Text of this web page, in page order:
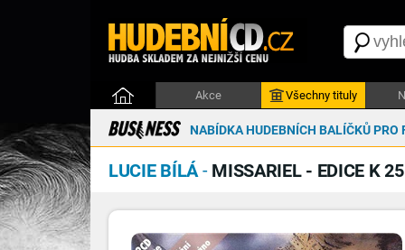
Akce Všechny tituly
NABÍDKA HUDEBNÍCH BALÍČKŮ PRO
LUCIE BÍLÁ- MISSARIEL - EDICE K